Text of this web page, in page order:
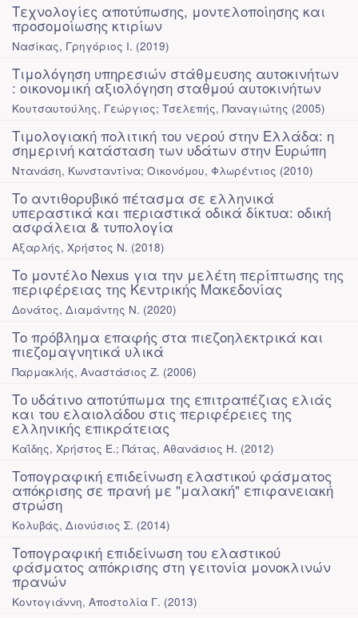
Τεχνολογίες αποτύπωσης, μοντελοποίησης και
προσομοίωσης κτιρίων
Νασίκας, Γρηγόριος Ι. (2019)
Τιμολόγηση υπηρεσιών στάθμευσης αυτοκινήτων
: οικονομική αξιολόγηση σταθμού αυτοκινήτων
Κουτσαυτούλης, Γεώργιος; Τσελεπής, Παναγιώτης (2005)
Τιμολογιακή πολιτική του νερού στην Ελλάδα: η
σημερινή κατάσταση των υδάτων στην Ευρώπη
Ντανάση, Κωνσταντίνα; Οικονόμου, Φλωρέντιος (2010)
Το αντιθορυβικό πέτασμα σε ελληνικά
υπεραστικά και περιαστικά οδικά δίκτυα: οδική
ασφάλεια & τυπολογία
Αξαρλής, Χρήστος Ν. (2018)
Το μοντέλο Nexus για την μελέτη περίπτωσης της
περιφέρειας της Κεντρικής Μακεδονίας
Δονάτος, Διαμάντης Ν. (2020)
Το πρόβλημα επαφής στα πιεζοηλεκτρικά και
πιεζομαγνητικά υλικά
Παρμακλής, Αναστάσιος Ζ. (2006)
Το υδάτινο αποτύπωμα της επιτραπέζιας ελιάς
και του ελαιολάδου στις περιφέρειες της
ελληνικής επικράτειας
Καΐδης, Χρήστος Ε.; Πάτας, Αθανάσιος Η. (2012)
Τοπογραφική επιδείνωση ελαστικού φάσματος
απόκρισης σε πρανή με "μαλακή" επιφανειακή
στρώση
Κολυβάς, Διονύσιος Σ. (2014)
Τοπογραφική επιδείνωση του ελαστικού
φάσματος απόκρισης στη γειτονία μονοκλινών
πρανών
Κοντογιάννη, Αποστολία Γ. (2013)